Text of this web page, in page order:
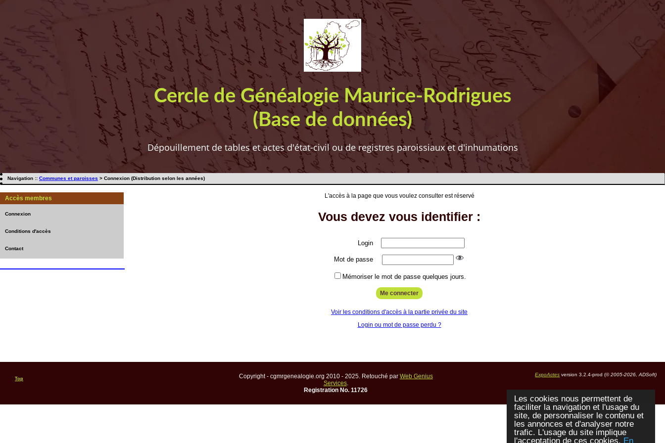
Les cookies nous permettent de
faciliter la navigation et l'usage du
site, de personnaliser le contenu et
les annonces et d'analyser notre
trafic. L'usage du site implique
l'acceptation de ces cookies. En
Cercle de Généalogie Maurice-Rodrigues
(Base de données)
Dépouillement de tables et actes d'état-civil ou de registres paroissiaux et d'inhumations
Navigation :: Communes et paroisses > Connexion (Distribution selon les années)
Accès membres
Connexion
Conditions d'accès
Contact
L'accès à la page que vous voulez consulter est réservé
Vous devez vous identifier :
Login
Mot de passe
Mémoriser le mot de passe quelques jours.
Voir les conditions d'accès à la partie privée du site
Login ou mot de passe perdu ?
Top Copyright - cgmrgenealogie.org 2010 - 2025. Retouché par Web Genius
Services.
Registration No. 11726
ExpoActes version 3.2.4-prod (©2005-2026, ADSoft)